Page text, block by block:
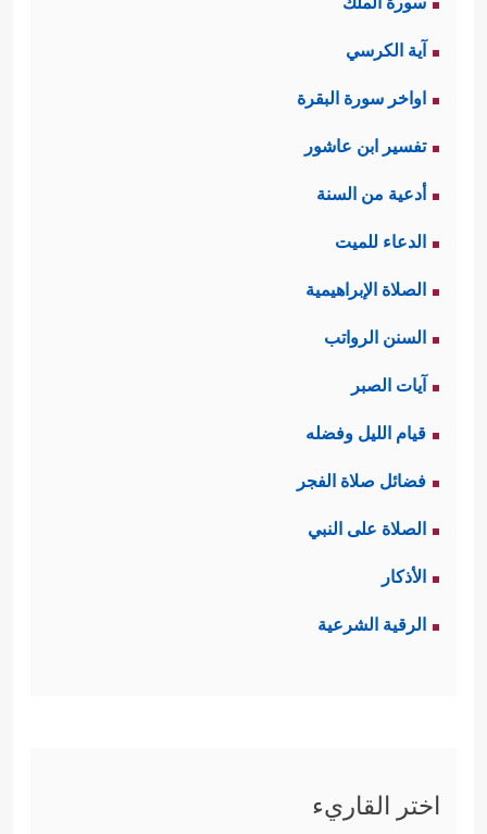
آية الكرسي
اواخر سورة البقرة
تفسير ابن عاشور
أدعية من السنة
الدعاء للميت
الصلاة الإبراهيمية
السنن الرواتب
آيات الصبر
قيام الليل وفضله
فضائل صلاة الفجر
الصلاة على النبي
الأذكار
الرقية الشرعية
اختر القاريء